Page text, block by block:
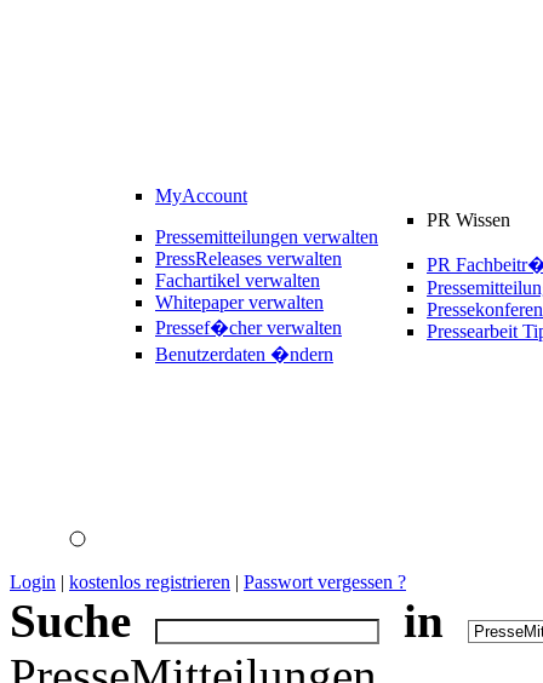
MyAccount
Pressemitteilungen verwalten
PressReleases verwalten
Fachartikel verwalten
Whitepaper verwalten
Pressef�cher verwalten
Benutzerdaten �ndern
PR Wissen
PR
Pressearbeit
Login | kostenlos registrieren | Passwort vergessen ?
Suche
in